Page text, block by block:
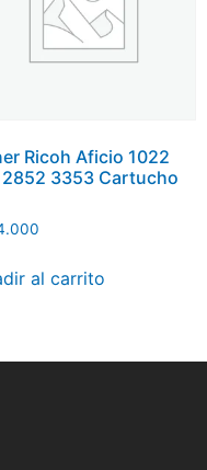
Ricoh Aficio 1022
2852 3353 Cartucho
al carrito